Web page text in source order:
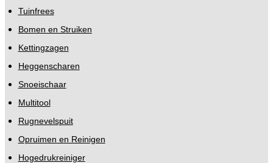
Tuinfrees
Bomen en Struiken
Kettingzagen
Heggenscharen
Snoeischaar
Multitool
Rugnevelspuit
Opruimen en Reinigen
Hogedrukreiniger